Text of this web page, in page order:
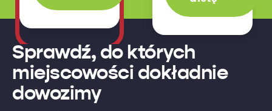
Sprawdź, do których
miejscowości dokładnie
dowozimy